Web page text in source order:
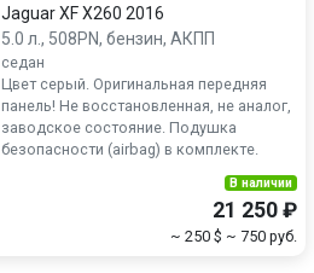
Jaguar XF X260 2016
5.0 л., 508PN, бензин, АКПП
седан
Цвет серый. Оригинальная передняя
панель! Не восстановленная, не аналог,
заводское состояние. Подушка
безопасности (airbag) в комплекте.
В наличии
21 250 ₽
~ 250 $ ~ 750 руб.